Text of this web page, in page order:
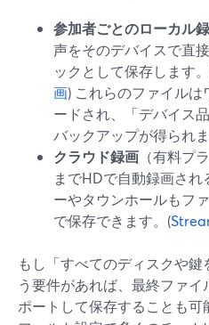
参加者ごとのローカル
声をそのデバイスで直
ックとして保存します
画) これらのファイル
ードされ、「デバイス
バックアップが得られま
クラウド録画 （有料プ
までHDで自動録画さ
ーやタウンホールもフ
で保存できます。(
もし「すべてのディスクや
う要件があれば、最終ファ
ポートして保存することも